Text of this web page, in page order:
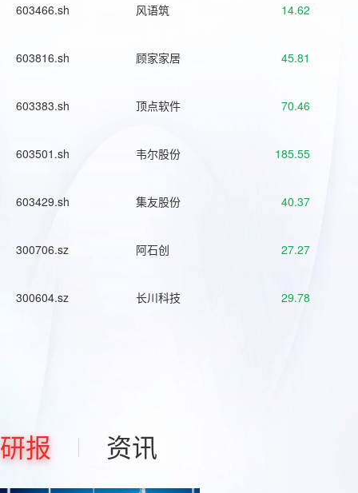
603466.sh 风语筑 14.62
603816.sh 顾家家居 45.81
603383.sh 顶点软件 70.46
603501.sh 韦尔股份 185.55
603429.sh 集友股份 40.37
300706.sz 阿石创 27.27
300604.sz 长川科技 29.78
研报 资讯